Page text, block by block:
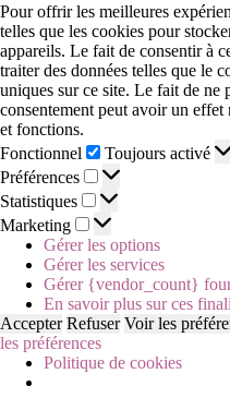
Pour offrir les meilleures
telles que les cookies pour
appareils. Le fait de consentir à
traiter des données telles que le
uniques sur ce site. Le fait de ne
consentement peut avoir un effet
et fonctions.
Fonctionnel
Toujours activé
Préférences
Statistiques
Marketing
Gérer les options
Gérer les services
Gérer {vendor_count}
En savoir plus sur ces
Accepter Refuser Voir les
les préférences
Politique de cookies